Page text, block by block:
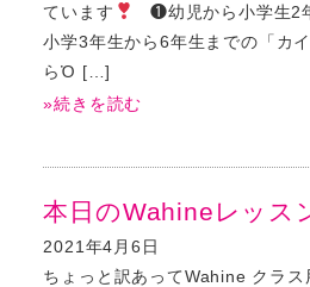
ています
❶幼児から小学生2
小学3年生から6年生までの「カ
らὈ […]
»続きを読む
本日のWahineレッス
2021年4月6日
ちょっと訳あってWahine クラ